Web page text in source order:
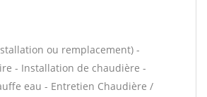
ou remplacement) -
- Installation de chaudière -
eau - Entretien Chaudière /